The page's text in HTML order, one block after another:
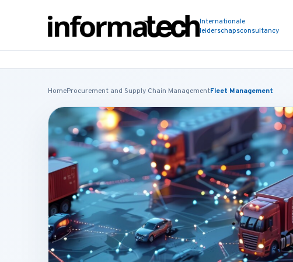
Internationale
leiderschapsconsultancy
HomeProcurement and Supply Chain ManagementFleet Management